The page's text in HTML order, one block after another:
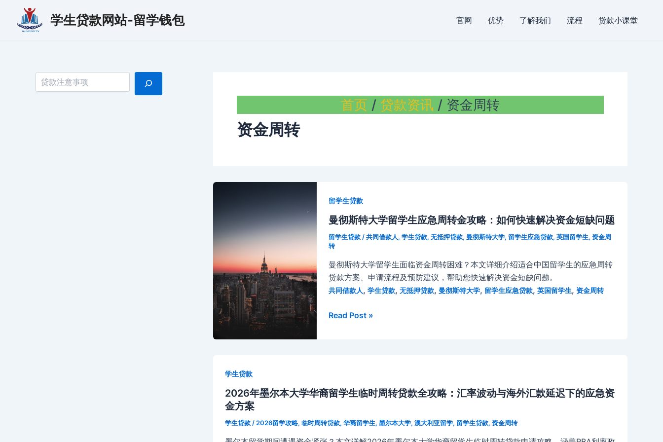
学生贷款网站-留学钱包 官网 优势 了解我们 流程 贷款小课堂
搜索
首页 贷款资讯 资金周转
资金周转
留学生贷款
曼彻斯特大学留学生应急周转金攻略：如何快速解决资金短缺问题
留学生贷款 /共同借款人, 学生贷款, 无抵押贷款, 曼彻斯特大学, 留学生应急贷款, 英国留学生, 资金周
转
曼彻斯特大学留学生面临资金周转困难？本文详细介绍适合中国留学生的应急周转
贷款方案、申请流程及预防建议，帮助您快速解决资金短缺问题。
共同借款人, 学生贷款, 无抵押贷款, 曼彻斯特大学, 留学生应急贷款, 英国留学生, 资金周转
曼
留
生
应
Read Post »
学生贷款
2026年墨尔本大学华裔留学生临时周转贷款全攻略：汇率波动与海外汇款延迟下的应急资
金方案
学生贷款 / 2026留学攻略, 临时周转贷款, 华裔留学生, 墨尔本大学, 澳大利亚留学, 留学生贷款, 资金周转